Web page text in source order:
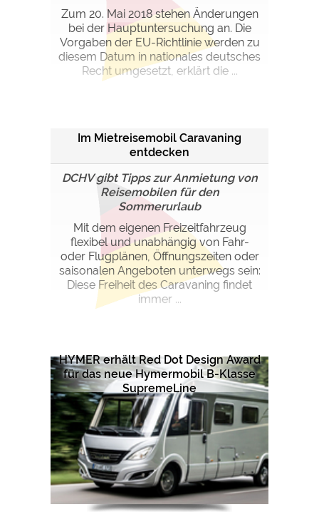
Zum 20. Mai 2018 stehen Änderungen
bei der Hauptuntersuchung an. Die
Vorgaben der EU-Richtlinie werden zu
diesem Datum in nationales deutsches
Recht umgesetzt, erklärt die ...
Im Mietreisemobil Caravaning
entdecken
DCHV gibt Tipps zur Anmietung von
Reisemobilen für den
Sommerurlaub
Mit dem eigenen Freizeitfahrzeug
flexibel und unabhängig von Fahr-
oder Flugplänen, Öffnungszeiten oder
saisonalen Angeboten unterwegs sein:
Diese Freiheit des Caravaning findet
immer ...
HYMER erhält Red Dot Design Award
für das neue Hymermobil B-Klasse
SupremeLine